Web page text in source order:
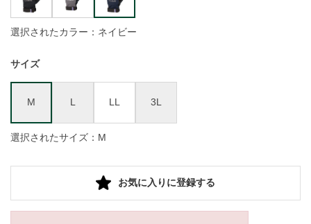
選択されたカラー：ネイビー
サイズ
M L LL 3L
選択されたサイズ：M
お気に入りに登録する